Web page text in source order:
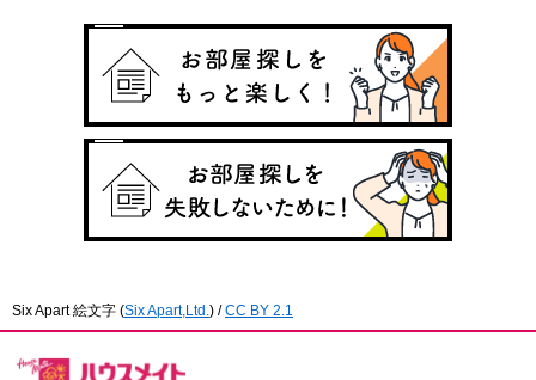
Six Apart 絵文字 (Six Apart,Ltd. ) /CC BY 2.1